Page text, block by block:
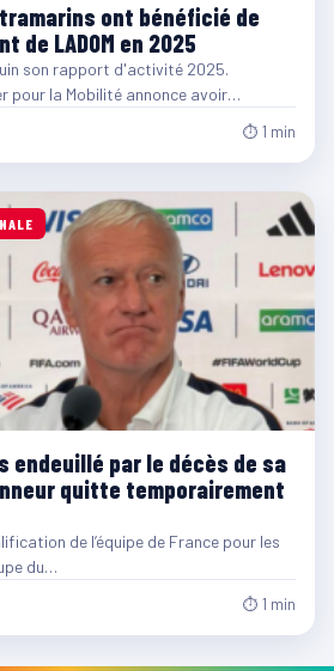
ont bénéficié de
de LADOM en 2025
son rapport d'activité 2025.
pour la Mobilité annonce avoir…
⏱ 1 min
endeuillé par le décès de sa
quitte temporairement
de l’équipe de France pour les
du…
⏱ 1 min